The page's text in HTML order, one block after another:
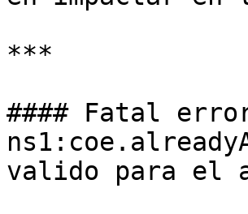
***
#### Fatal
valido para el